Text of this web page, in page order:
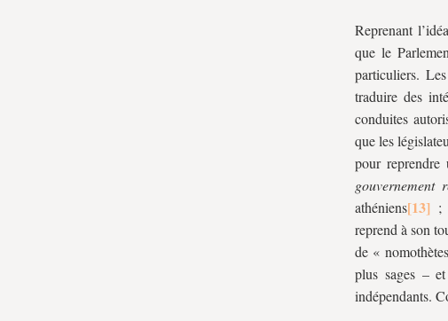
Reprenant
que le
particuliers.
traduire des
conduites
que les
pour
gouvernement
athéniens
;
reprend à son
de «
plus sages –
indépendants.